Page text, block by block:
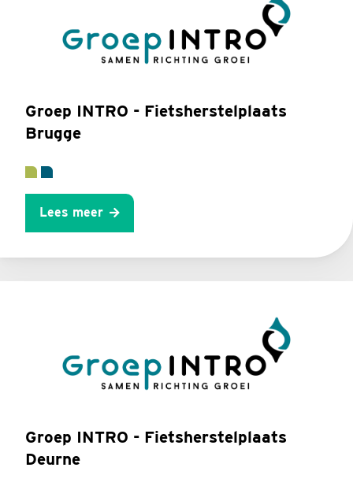
Groep INTRO - Fietsherstelplaats
Brugge
Lees meer
Groep INTRO - Fietsherstelplaats
Deurne